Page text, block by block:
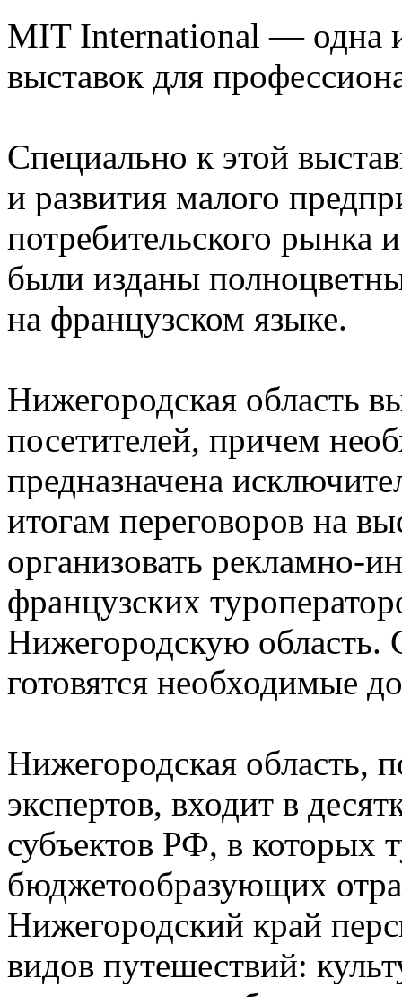
MIT International — одна
выставок для
Специально к этой
и развития малого
потребительского рынка
были изданы
на французском языке.
Нижегородская область
посетителей, причем
предназначена
итогам переговоров на
организовать рекламно-
французских
Нижегородскую область.
готовятся необходимые
Нижегородская область,
экспертов, входит в
субъектов РФ, в которых
бюджетообразующих
Нижегородский край
видов путешествий: